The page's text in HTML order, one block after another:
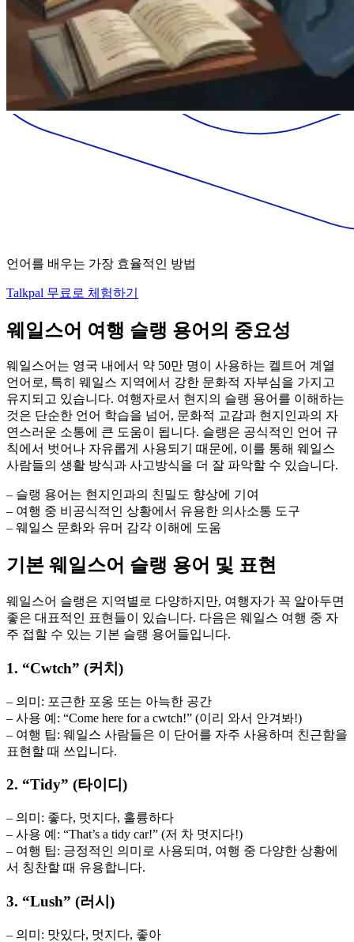
언어를 배우는 가장 효율적인 방법
Talkpal 무료로 체험하기
웨일스어 여행 슬랭 용어의 중요성
웨일스어는 영국 내에서 약 50만 명이 사용하는 켈트어 계열
언어로, 특히 웨일스 지역에서 강한 문화적 자부심을 가지고
유지되고 있습니다. 여행자로서 현지의 슬랭 용어를 이해하는
것은 단순한 언어 학습을 넘어, 문화적 교감과 현지인과의 자
연스러운 소통에 큰 도움이 됩니다. 슬랭은 공식적인 언어 규
칙에서 벗어나 자유롭게 사용되기 때문에, 이를 통해 웨일스
사람들의 생활 방식과 사고방식을 더 잘 파악할 수 있습니다.
– 슬랭 용어는 현지인과의 친밀도 향상에 기여
– 여행 중 비공식적인 상황에서 유용한 의사소통 도구
– 웨일스 문화와 유머 감각 이해에 도움
기본 웨일스어 슬랭 용어 및 표현
웨일스어 슬랭은 지역별로 다양하지만, 여행자가 꼭 알아두면
좋은 대표적인 표현들이 있습니다. 다음은 웨일스 여행 중 자
주 접할 수 있는 기본 슬랭 용어들입니다.
1. “Cwtch” (커치)
– 의미: 포근한 포옹 또는 아늑한 공간
– 사용 예: “Come here for a cwtch!” (이리 와서 안겨봐!)
– 여행 팁: 웨일스 사람들은 이 단어를 자주 사용하며 친근함을
표현할 때 쓰입니다.
2. “Tidy” (타이디)
– 의미: 좋다, 멋지다, 훌륭하다
– 사용 예: “That’s a tidy car!” (저 차 멋지다!)
– 여행 팁: 긍정적인 의미로 사용되며, 여행 중 다양한 상황에
서 칭찬할 때 유용합니다.
3. “Lush” (러시)
– 의미: 맛있다, 멋지다, 좋아